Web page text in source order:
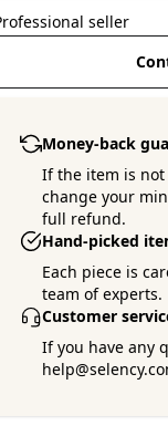
seller
Money-back
If the item is not
change your
full refund.
Hand-picked
Each piece is
team of experts.
Customer
If you have any